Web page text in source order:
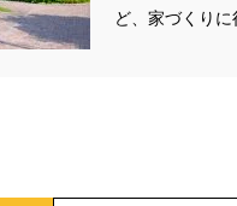
ど、家づくりに